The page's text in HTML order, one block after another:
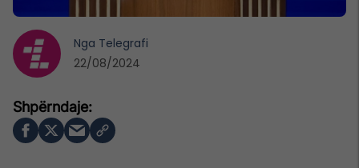
Nga Telegrafi
22/08/2024